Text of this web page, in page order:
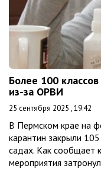
Более 100
из-за ОРВИ
25 сентября 2025 , 19:42
В Пермском крае на
карантин закрыли
садах. Как сообщает
мероприятия